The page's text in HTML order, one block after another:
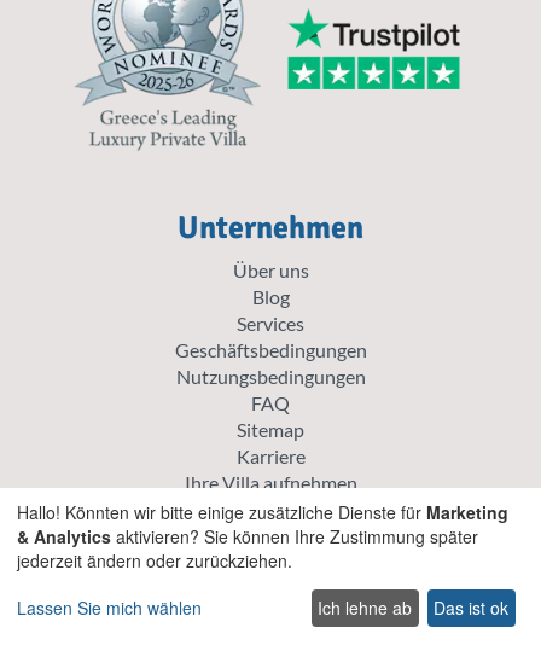
Unternehmen
Über uns
Blog
Services
Geschäftsbedingungen
Nutzungsbedingungen
FAQ
Sitemap
Karriere
Ihre Villa aufnehmen
Cookie-Richtlinie
Datenschutz-Bestimmungen
Erkunden
Aktionspreis Villen
Hallo! Könnten wir bitte einige zusätzliche Dienste für Marketing
& Analytics aktivieren? Sie können Ihre Zustimmung später
jederzeit ändern oder zurückziehen.
Lassen Sie mich wählen
Ich lehne ab Das ist ok